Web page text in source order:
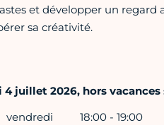
et développer un
sa créativité.
4 juillet 2026, hors
vendredi 18:00 - 19:00